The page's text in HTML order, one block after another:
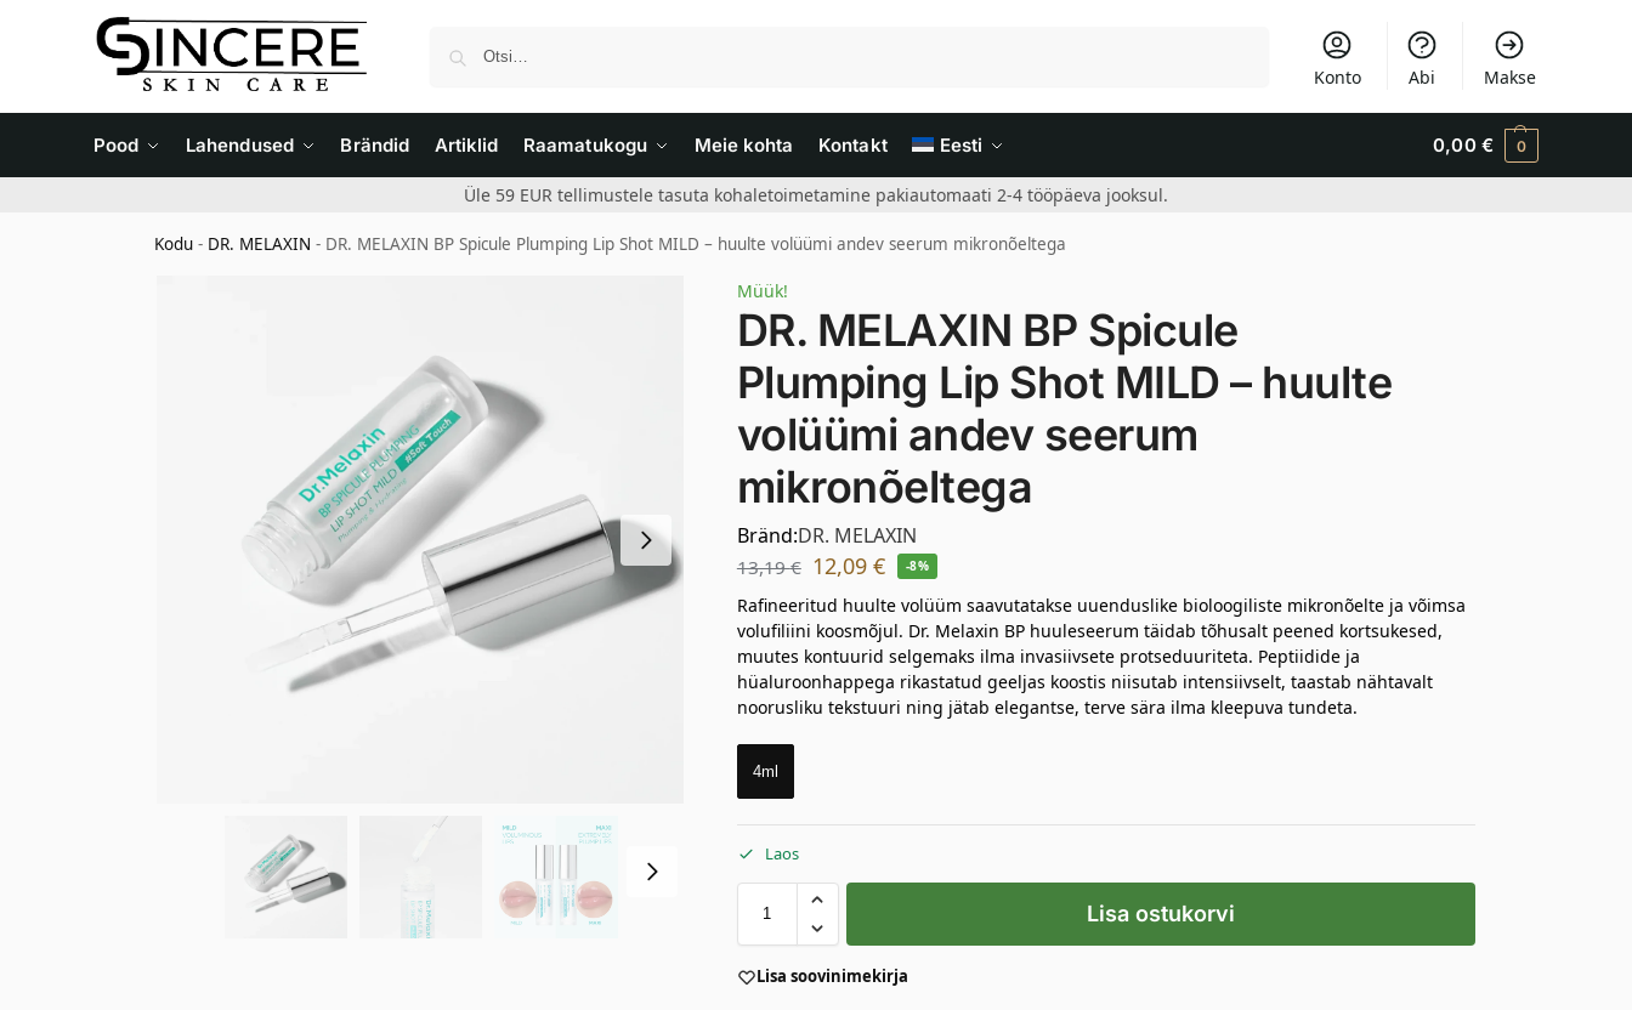
Konto Abi Makse
Pood Lahendused Brändid Artiklid Raamatukogu Meie kohta Kontakt Eesti 0,00 € 0
Üle 59 EUR tellimustele tasuta kohaletoimetamine pakiautomaati 2-4 tööpäeva jooksul.
Kodu - DR. MELAXIN - DR. MELAXIN BP Spicule Plumping Lip Shot MILD – huulte volüümi andev seerum mikronõeltega
Müük!
DR. MELAXIN BP Spicule
Plumping Lip Shot MILD – huulte
volüümi andev seerum
mikronõeltega
Bränd:DR. MELAXIN
13,19€ 12,09 € -8%
Rafineeritud huulte volüüm saavutatakse uuenduslike bioloogiliste mikronõelte ja võimsa
volufiliini koosmõjul. Dr. Melaxin BP huuleseerum täidab tõhusalt peened kortsukesed,
muutes kontuurid selgemaks ilma invasiivsete protseduuriteta. Peptiidide ja
hüaluroonhappega rikastatud geeljas koostis niisutab intensiivselt, taastab nähtavalt
noorusliku tekstuuri ning jätab elegantse, terve sära ilma kleepuva tundeta.
4ml
Laos
Lisa ostukorvi
Lisa soovinimekirja